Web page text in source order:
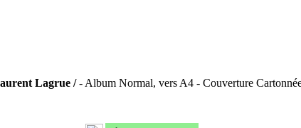
Lagrue /- Album Normal, vers A4 - Couverture